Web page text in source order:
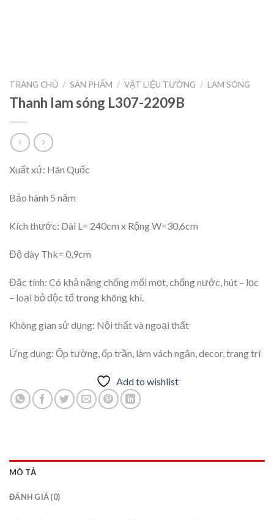
TRANG CHỦ / SẢN PHẨM / VẬT LIỆU TƯỜNG / LAM SÓNG
Thanh lam sóng L307-2209B
Xuất xứ: Hàn Quốc
Bảo hành 5 năm
Kích thước: Dài L= 240cm x Rộng W=30,6cm
Độ dày Thk= 0,9cm
Đặc tính: Có khả năng chống mối mọt, chống nước, hút – lọc
– loại bỏ độc tố trong không khí.
Không gian sử dụng: Nội thất và ngoại thất
Ứng dụng: Ốp tường, ốp trần, làm vách ngăn, decor, trang trí
Add to wishlist
MÔ TẢ
ĐÁNH GIÁ (0)